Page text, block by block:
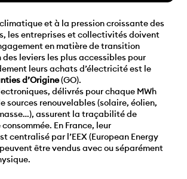
climatique et à la pression croissante des
les entreprises et collectivités doivent
en matière de transition
des leviers les plus accessibles pour
leurs achats d’électricité est le
d’Origine(GO).
délivrés pour chaque MWh
sources renouvelables (solaire, éolien,
assurent la traçabilité de
En France, leur
centralisé par l’EEX (European Energy
être vendus avec ou séparément